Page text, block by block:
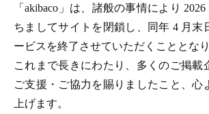
「akibaco」は、諸般の事情により
ちましてサイトを閉鎖し、同年 4 月末
ービスを終了させていただくこととなり
これまで長きにわたり、多くのご掲載
ご支援・ご協力を賜りましたこと、心
上げます。